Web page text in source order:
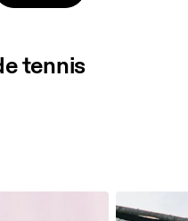
tennis